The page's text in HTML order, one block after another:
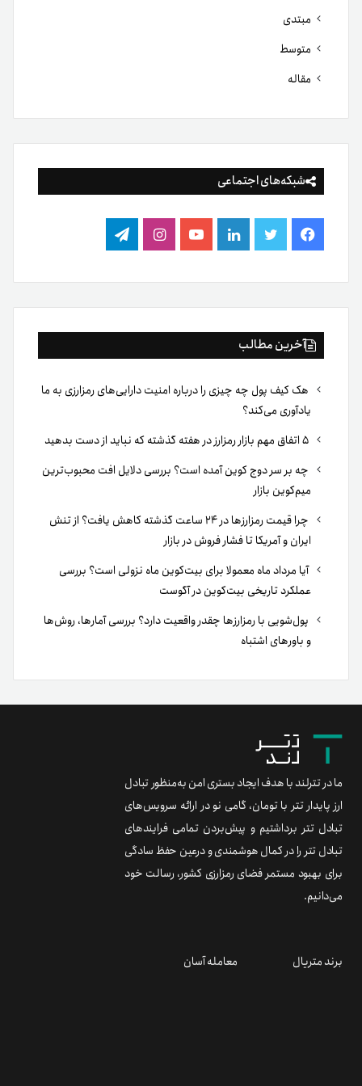
مبتدی
متوسط
مقاله
شبکه‌های اجتماعی
فیس
بوک
توییتر لینکدینیوتیوباینستاگرام
تلگرام
آخرین مطالب
هک کیف پول چه چیزی را درباره امنیت دارایی‌های رمزارزی به ما
یادآوری می‌کند؟
چه بر سر دوج کوین آمده است؟ بررسی دلایل افت محبوب‌ترین
میم‌کوین بازار
چرا قیمت رمزارزها در ۲۴ ساعت گذشته کاهش یافت؟ از تنش
ایران و آمریکا تا فشار فروش در بازار
آیا مرداد ماه معمولا برای بیت‌کوین ماه نزولی است؟ بررسی
عملکرد تاریخی بیت‌کوین در آگوست
پول‌شویی با رمزارزها چقدر واقعیت دارد؟ بررسی آمارها، روش‌ها
و باورهای اشتباه
ما در تترلند با هدف ایجاد بستری امن به‌منظور تبادل
ارز پایدار تتر با تومان، گامی نو در ارائه سرویس‌های
تبادل تتر برداشتیم و پیش‌بردن تمامی فرایندهای
تبادل تتر را در کمال هوشمندی و درعین حفظ سادگی
برای بهبود مستمر فضای رمزارزی کشور، رسالت خود
می‌دانیم.
برند متریال معامله آسان